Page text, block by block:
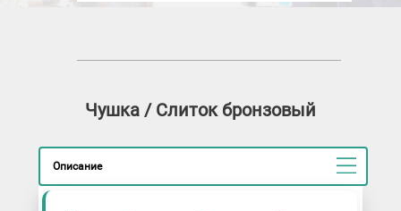
Чушка / Слиток бронзовый
Описание